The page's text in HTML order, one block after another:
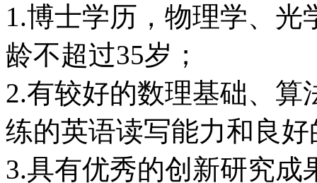
1.博士学历，物理学、
龄不超过35岁；
2.有较好的数理基础、算
练的英语读写能力和良
3.具有优秀的创新研究